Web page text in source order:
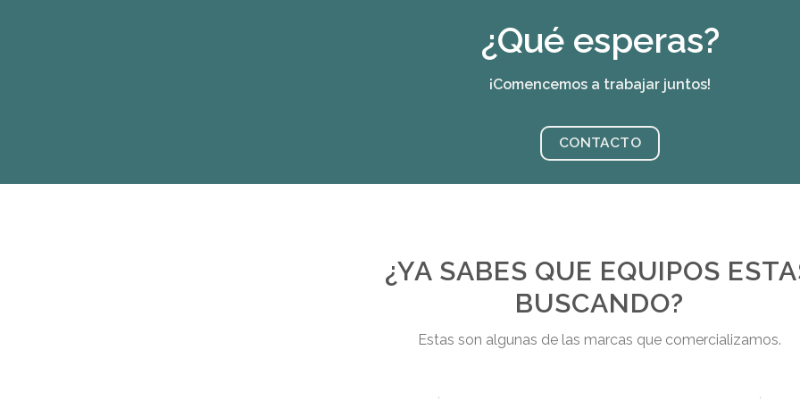
¿Qué esperas?
¡Comencemos a trabajar juntos!
CONTACTO
¿YA SABES QUE EQUIPOS
BUSCANDO?
Estas son algunas de las marcas que comercializamos.